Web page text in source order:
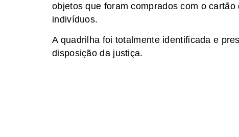
objetos que foram comprados com o
indivíduos.
A quadrilha foi totalmente identificada e
disposição da justiça.